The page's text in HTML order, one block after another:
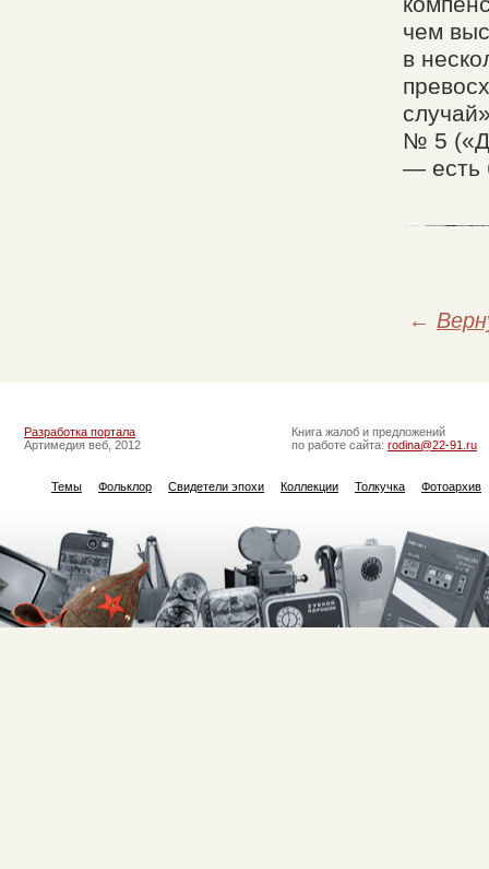
чем
в
№ 5
— есть
←
Разработка портала
Артимедия веб, 2012
Книга жалоб и предложений
по работе сайта: rodina@22-91.ru
Темы Фольклор Свидетели эпохи Коллекции Толкучка Фотоархив